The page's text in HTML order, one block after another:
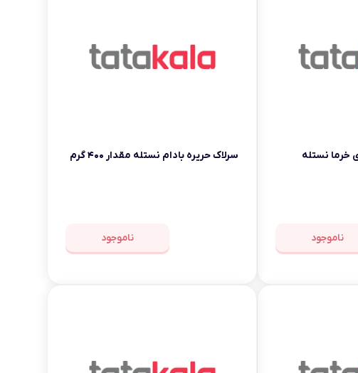
خرما نستله
ناموجود
سرلاک حریره بادام نستله مقدار ۴۰۰ گرم
ناموجود